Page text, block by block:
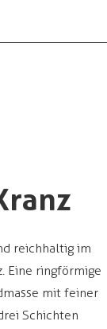
reichhaltig im
Eine ringförmige
mit feiner
Schichten